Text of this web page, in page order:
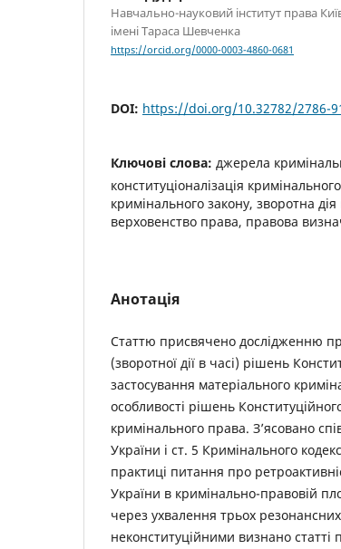
Навчально-науковий інститут права
імені Тараса Шевченка
https://orcid.org/0000-0003-4860-0681
DOI: https://doi.org/10.32782/2786-
Ключові слова: джерела
конституціоналізація
кримінального закону, зворотна
верховенство права, правова
Анотація
Статтю присвячено дослідженню
(зворотної дії в часі) рішень
застосування матеріального
особливості рішень
кримінального права. З’ясовано
України і ст. 5 Кримінального
практиці питання про
України в кримінально-правовій
через ухвалення трьох
неконституційними визнано статті